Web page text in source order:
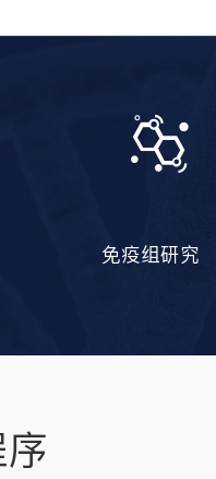
免疫组研究